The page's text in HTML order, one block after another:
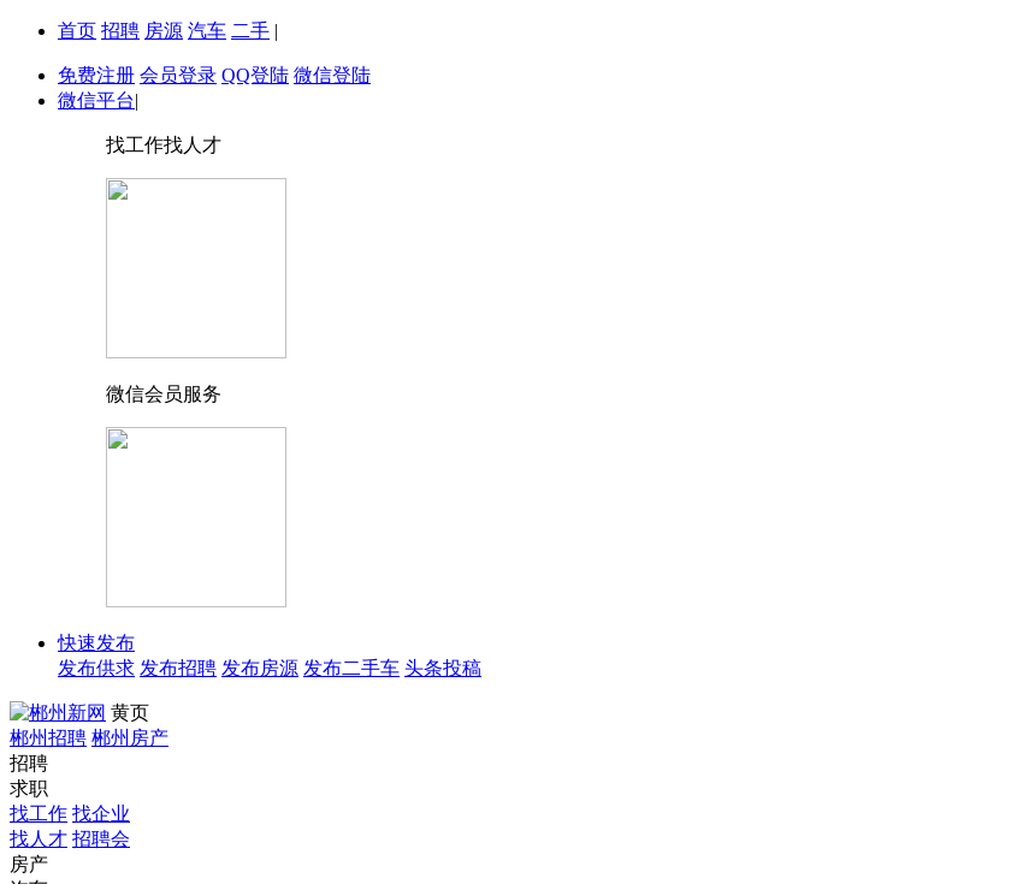
首页 招聘 房源 汽车 二手 |
免费注册 会员登录 QQ登陆 微信登陆
微信平台|
找工作找人才
微信会员服务
快速发布
发布供求 发布招聘 发布房源 发布二手车 头条投稿
黄页
郴州招聘 郴州房产
招聘
求职
找工作 找企业
找人才 招聘会
房产